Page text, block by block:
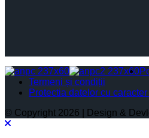
Termeni și condiții
Protectia datelor cu caracter
© Copyright 2026 | Design &